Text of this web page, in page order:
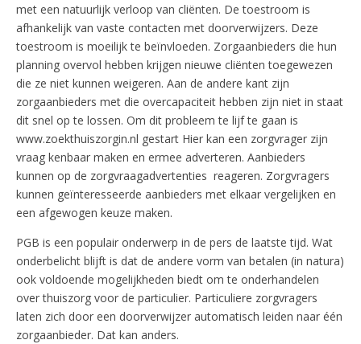
met een natuurlijk verloop van cliënten. De toestroom is
afhankelijk van vaste contacten met doorverwijzers. Deze
toestroom is moeilijk te beïnvloeden. Zorgaanbieders die hun
planning overvol hebben krijgen nieuwe cliënten toegewezen
die ze niet kunnen weigeren. Aan de andere kant zijn
zorgaanbieders met die overcapaciteit hebben zijn niet in staat
dit snel op te lossen. Om dit probleem te lijf te gaan is
www.zoekthuiszorgin.nl gestart Hier kan een zorgvrager zijn
vraag kenbaar maken en ermee adverteren. Aanbieders
kunnen op de zorgvraagadvertenties reageren. Zorgvragers
kunnen geïnteresseerde aanbieders met elkaar vergelijken en
een afgewogen keuze maken.
PGB is een populair onderwerp in de pers de laatste tijd. Wat
onderbelicht blijft is dat de andere vorm van betalen (in natura)
ook voldoende mogelijkheden biedt om te onderhandelen
over thuiszorg voor de particulier. Particuliere zorgvragers
laten zich door een doorverwijzer automatisch leiden naar één
zorgaanbieder. Dat kan anders.